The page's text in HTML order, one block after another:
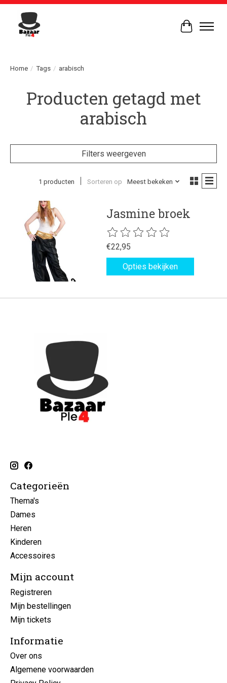
Home / Tags / arabisch
Producten getagd met
arabisch
Filters weergeven
1 producten Sorteren op Meest bekeken
Jasmine broek
De beoordeling van dit product is
€22,95
Opties bekijken
Categorieën
Thema's
Dames
Heren
Kinderen
Accessoires
Mijn account
Registreren
Mijn bestellingen
Mijn tickets
Informatie
Over ons
Algemene voorwaarden